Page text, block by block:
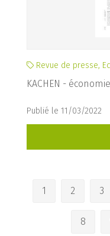
Revue de presse,
KACHEN -
Publié le 11/03/2022
1 2 3
8